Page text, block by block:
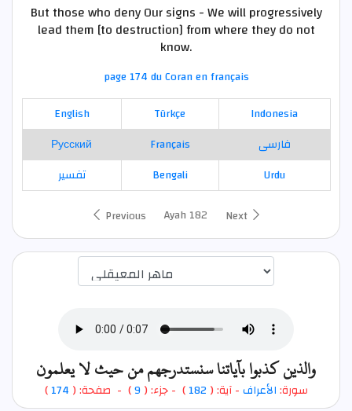
But those who deny Our signs - We will progressively
lead them [to destruction] from where they do not
know.
page 174 du Coran en français
English
Türkçe
Indonesia
Русский
Français
فارسی
تفسير
Bengali
Urdu
Previous
Ayah 182 Next
والذين كذبوا بآياتنا سنستدرجهم من حيث لا يعلمون
سورة:الأعراف- آية: ( 182
) - جزء: (9) - صفحة: ( 174
)